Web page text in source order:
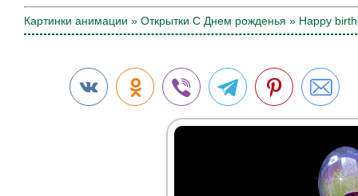
Картинки анимации » Открытки С Днем рожденья » Happy